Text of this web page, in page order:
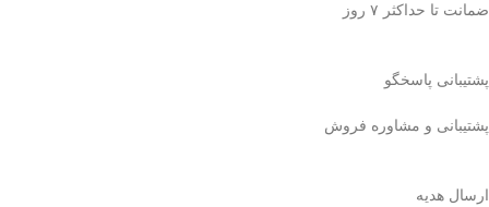
ضمانت تا حداکثر ۷ روز
پشتیبانی پاسخگو
پشتیبانی و مشاوره فروش
ارسال هدیه